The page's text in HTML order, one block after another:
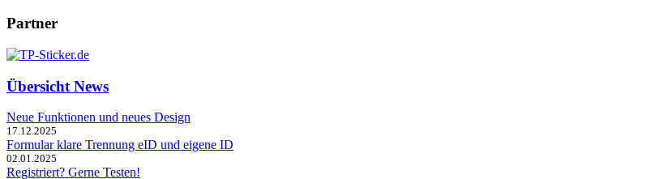
Partner
Übersicht News
Neue Funktionen und neues Design
17.12.2025
Formular klare Trennung eID und eigene ID
02.01.2025
Registriert? Gerne Testen!